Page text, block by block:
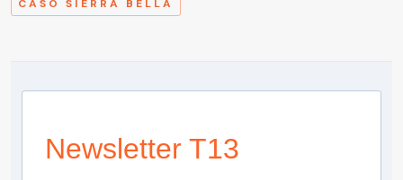
CASO SIERRA BELLA
Newsletter T13